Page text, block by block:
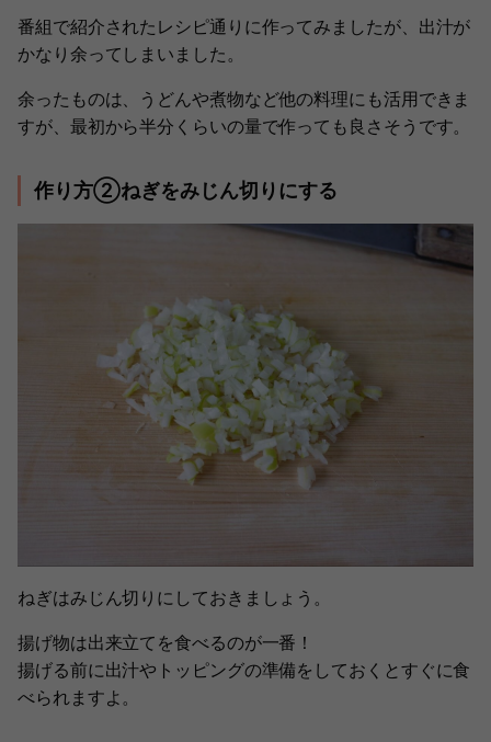
番組で紹介されたレシピ通りに作ってみましたが、出汁が
かなり余ってしまいました。
余ったものは、うどんや煮物など他の料理にも活用できま
すが、最初から半分くらいの量で作っても良さそうです。
作り方②ねぎをみじん切りにする
ねぎはみじん切りにしておきましょう。
揚げ物は出来立てを食べるのが一番！
揚げる前に出汁やトッピングの準備をしておくとすぐに食
べられますよ。